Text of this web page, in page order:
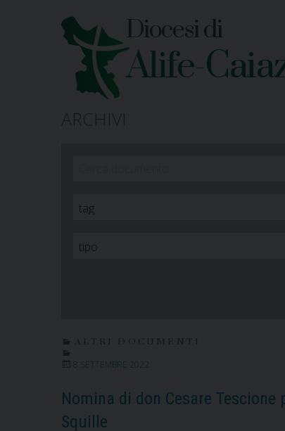
Diocesi di
Alife-
8 SETTEMBRE 2022
Nomina di don Cesare
Squille